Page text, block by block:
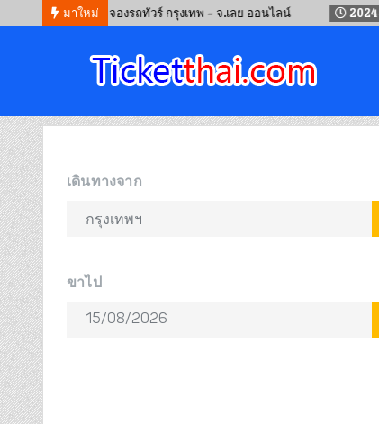
มาใหม่
09-12 จองรถทัวร์ กรุงเทพ – จ.เลย ออนไลน์ 2024-05-19
จองตั๋วออนไลน์